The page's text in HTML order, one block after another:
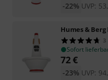
UVP:
-22%
Humes & Berg
3
Sofort
72€
UVP:
-23%